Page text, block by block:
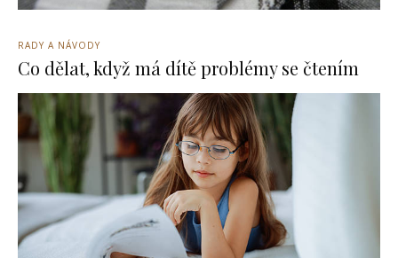
RADY A NÁVODY
Co dělat, když má dítě problémy se čtením